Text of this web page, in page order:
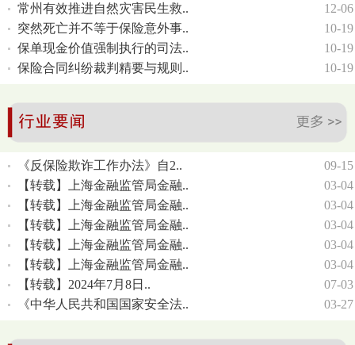
常州有效推进自然灾害民生救..
12-06
突然死亡并不等于保险意外事..
10-19
保单现金价值强制执行的司法..
10-19
保险合同纠纷裁判精要与规则..
10-19
《反保险欺诈工作办法》自2..
09-15
【转载】上海金融监管局金融..
03-04
【转载】上海金融监管局金融..
03-04
【转载】上海金融监管局金融..
03-04
【转载】上海金融监管局金融..
03-04
【转载】上海金融监管局金融..
03-04
【转载】2024年7月8日..
07-03
《中华人民共和国国家安全法..
03-27